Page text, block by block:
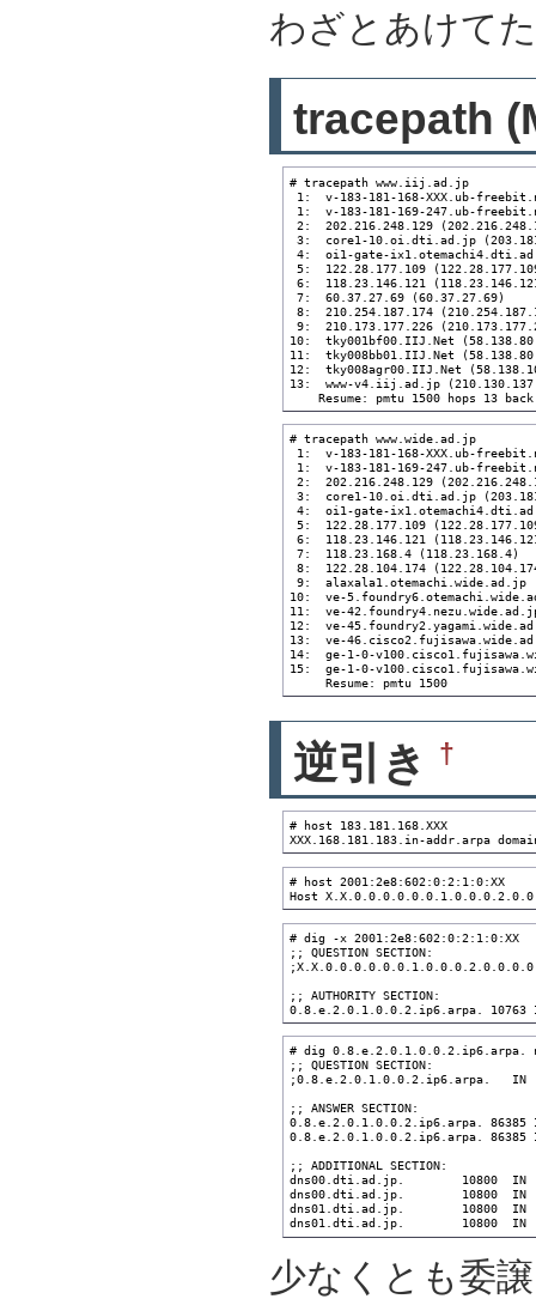
わざとあけて
tracepath
# tracepath www.iij.ad.jp
1:  v-183-181-168-XXX.ub-
1:  v-183-181-169-247.ub-
2:  202.216.248.129
3:  core1-10.oi.dti.ad.jp
4:  oi1-gate-
5:  122.28.177.109
6:  118.23.146.121
7:  60.37.27.69
8:  210.254.187.174
9:  210.173.177.226
10:  tky001bf00.IIJ.Net
11:  tky008bb01.IIJ.Net
12:  tky008agr00.IIJ.Net
13:  www-v4.iij.ad.jp
Resume: pmtu 1500 hops 13 back
# tracepath www.wide.ad.jp
1:  v-183-181-168-XXX.ub-
1:  v-183-181-169-247.ub-
2:  202.216.248.129
3:  core1-10.oi.dti.ad.jp
4:  oi1-gate-
5:  122.28.177.109
6:  118.23.146.121
7:  118.23.168.4
8:  122.28.104.174
9:  alaxala1.otemachi.wide.ad.jp
10:  ve-
11:  ve-
12:  ve-
13:  ve-
14:  ge-1-0-
15:  ge-1-0-
     Resume: pmtu 1500
逆引き †
# host 183.181.168.XXX
XXX.168.181.183.in-addr.arpa
# host 2001:2e8:602:0:2:1:0:XX
Host
# dig -x 2001:2e8:602:0:2:1:0:XX
;; QUESTION SECTION:
;; AUTHORITY SECTION:
0.8.e.2.0.1.0.0.2.ip6.arpa. 10763
# dig 0.8.e.2.0.1.0.0.2.ip6.arpa.
;; QUESTION SECTION:
;0.8.e.2.0.1.0.0.2.ip6.arpa.   IN
;; ANSWER SECTION:
0.8.e.2.0.1.0.0.2.ip6.arpa.
0.8.e.2.0.1.0.0.2.ip6.arpa.
;; ADDITIONAL SECTION:
dns00.dti.ad.jp.        10800  IN
dns00.dti.ad.jp.        10800  IN
dns01.dti.ad.jp.        10800  IN
dns01.dti.ad.jp.        10800  IN
少なくとも委